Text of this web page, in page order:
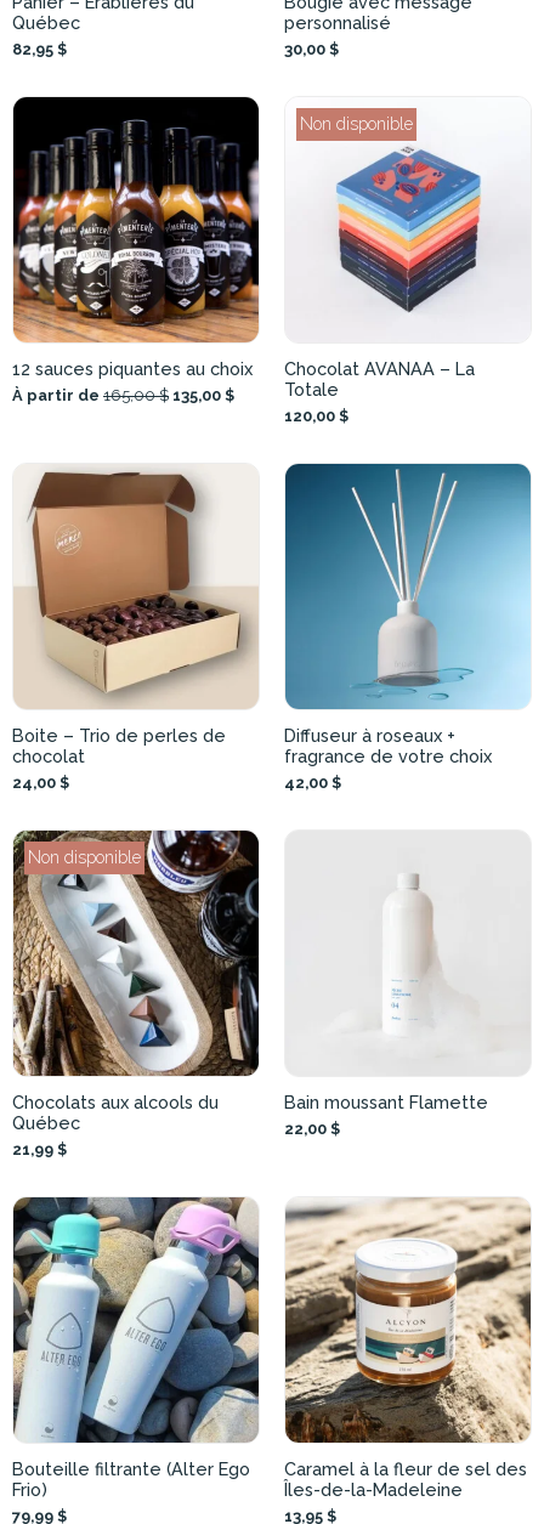
Québec
82,95 $
personnalisé
30,00 $
12 sauces piquantes au choix
À partir de 165,00 $ 135,00 $
Non disponible
Chocolat AVANAA – La
Totale
120,00 $
Boite – Trio de perles de
chocolat
24,00 $
Diffuseur à roseaux +
fragrance de votre choix
42,00 $
Non disponible
Chocolats aux alcools du
Québec
21,99 $
Bain moussant Flamette
22,00 $
Bouteille filtrante (Alter Ego
Frio)
79,99 $
Caramel à la fleur de sel des
Îles-de-la-Madeleine
13,95 $